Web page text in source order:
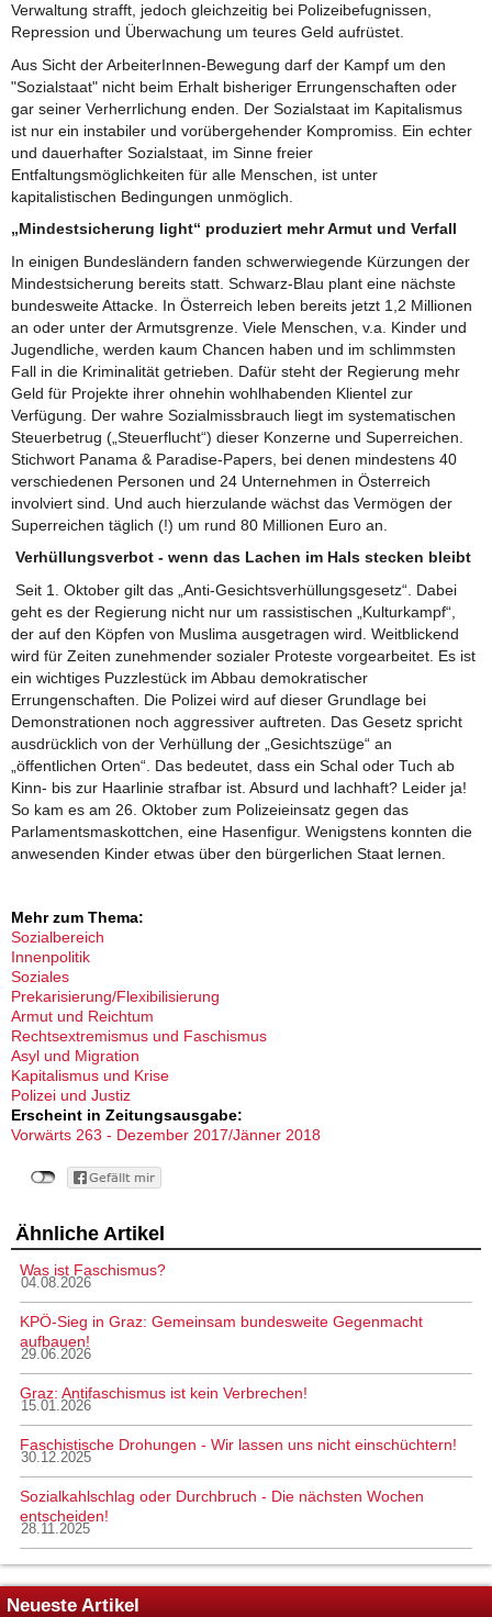
Verwaltung strafft, jedoch gleichzeitig bei Polizeibefugnissen,
Repression und Überwachung um teures Geld aufrüstet.
Aus Sicht der ArbeiterInnen-Bewegung darf der Kampf um den
"Sozialstaat" nicht beim Erhalt bisheriger Errungenschaften oder
gar seiner Verherrlichung enden. Der Sozialstaat im Kapitalismus
ist nur ein instabiler und vorübergehender Kompromiss. Ein echter
und dauerhafter Sozialstaat, im Sinne freier
Entfaltungsmöglichkeiten für alle Menschen, ist unter
kapitalistischen Bedingungen unmöglich.
„Mindestsicherung light“ produziert mehr Armut und Verfall
In einigen Bundesländern fanden schwerwiegende Kürzungen der
Mindestsicherung bereits statt. Schwarz-Blau plant eine nächste
bundesweite Attacke. In Österreich leben bereits jetzt 1,2 Millionen
an oder unter der Armutsgrenze. Viele Menschen, v.a. Kinder und
Jugendliche, werden kaum Chancen haben und im schlimmsten
Fall in die Kriminalität getrieben. Dafür steht der Regierung mehr
Geld für Projekte ihrer ohnehin wohlhabenden Klientel zur
Verfügung. Der wahre Sozialmissbrauch liegt im systematischen
Steuerbetrug („Steuerflucht“) dieser Konzerne und Superreichen.
Stichwort Panama & Paradise-Papers, bei denen mindestens 40
verschiedenen Personen und 24 Unternehmen in Österreich
involviert sind. Und auch hierzulande wächst das Vermögen der
Superreichen täglich (!) um rund 80 Millionen Euro an.
Verhüllungsverbot - wenn das Lachen im Hals stecken bleibt
Seit 1. Oktober gilt das „Anti-Gesichtsverhüllungsgesetz“. Dabei
geht es der Regierung nicht nur um rassistischen „Kulturkampf“,
der auf den Köpfen von Muslima ausgetragen wird. Weitblickend
wird für Zeiten zunehmender sozialer Proteste vorgearbeitet. Es ist
ein wichtiges Puzzlestück im Abbau demokratischer
Errungenschaften. Die Polizei wird auf dieser Grundlage bei
Demonstrationen noch aggressiver auftreten. Das Gesetz spricht
ausdrücklich von der Verhüllung der „Gesichtszüge“ an
„öffentlichen Orten“. Das bedeutet, dass ein Schal oder Tuch ab
Kinn- bis zur Haarlinie strafbar ist. Absurd und lachhaft? Leider ja!
So kam es am 26. Oktober zum Polizeieinsatz gegen das
Parlamentsmaskottchen, eine Hasenfigur. Wenigstens konnten die
anwesenden Kinder etwas über den bürgerlichen Staat lernen.
Mehr zum Thema:
Sozialbereich
Innenpolitik
Soziales
Prekarisierung/Flexibilisierung
Armut und Reichtum
Rechtsextremismus und Faschismus
Asyl und Migration
Kapitalismus und Krise
Polizei und Justiz
Erscheint in Zeitungsausgabe:
Vorwärts 263 - Dezember 2017/Jänner 2018
Ähnliche Artikel
Was ist Faschismus?
04.08.2026
KPÖ-Sieg in Graz: Gemeinsam bundesweite Gegenmacht
aufbauen!
29.06.2026
Graz: Antifaschismus ist kein Verbrechen!
15.01.2026
Faschistische Drohungen - Wir lassen uns nicht einschüchtern!
30.12.2025
Sozialkahlschlag oder Durchbruch - Die nächsten Wochen
entscheiden!
28.11.2025
Neueste Artikel